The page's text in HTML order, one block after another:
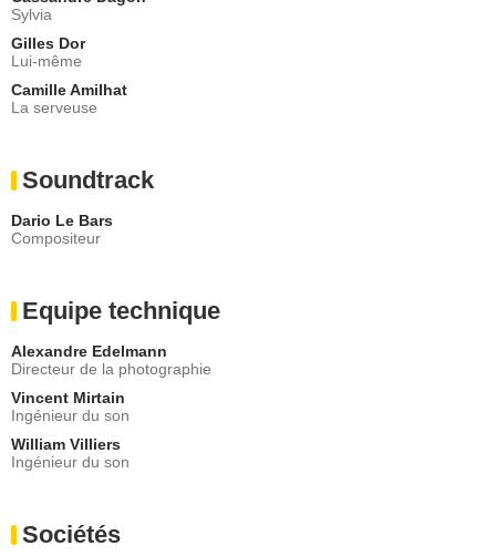
Sylvia
Gilles Dor
Lui-même
Camille Amilhat
La serveuse
Soundtrack
Dario Le Bars
Compositeur
Equipe technique
Alexandre Edelmann
Directeur de la photographie
Vincent Mirtain
Ingénieur du son
William Villiers
Ingénieur du son
Sociétés